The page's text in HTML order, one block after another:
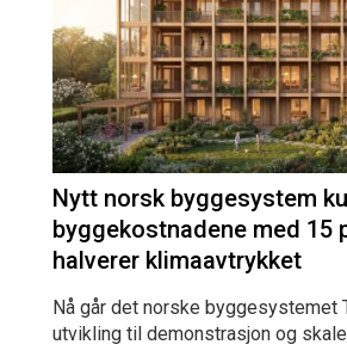
Nytt norsk byggesystem
byggekostnadene med 15
halverer klimaavtrykket
Nå går det norske byggesystemet
utvikling til demonstrasjon og